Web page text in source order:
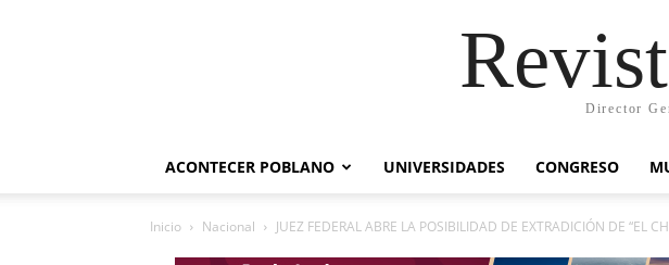
Director
ACONTECER POBLANO UNIVERSIDADES CONGRESO
Inicio Nacional JUEZ FEDERAL ABRE LA POSIBILIDAD DE EXTRADICIÓN DE “EL